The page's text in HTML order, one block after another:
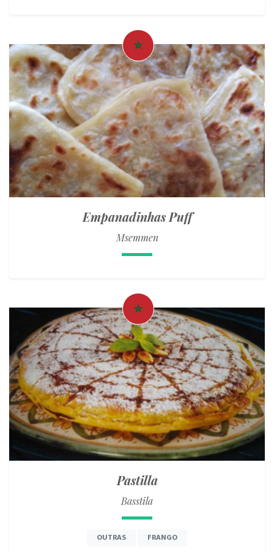
Empanadinhas Puff
Msemmen
Pastilla
Basstila
OUTRAS FRANGO